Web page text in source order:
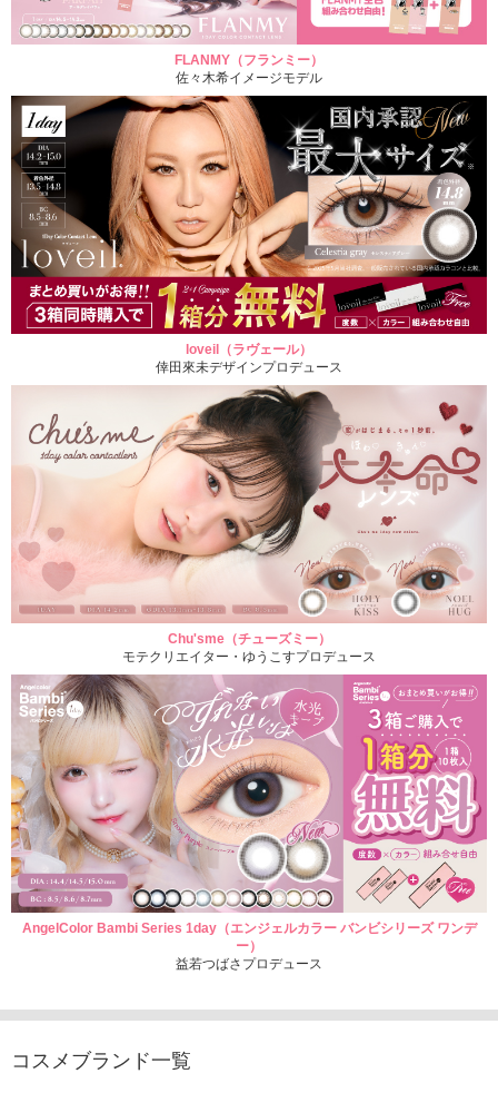
FLANMY（フランミー）
佐々木希イメージモデル
loveil（ラヴェール）
倖田來未デザインプロデュース
Chu'sme（チューズミー）
モテクリエイター・ゆうこすプロデュース
AngelColor Bambi Series 1day（エンジェルカラー バンビシリーズ ワンデ
ー）
益若つばさプロデュース
コスメブランド一覧